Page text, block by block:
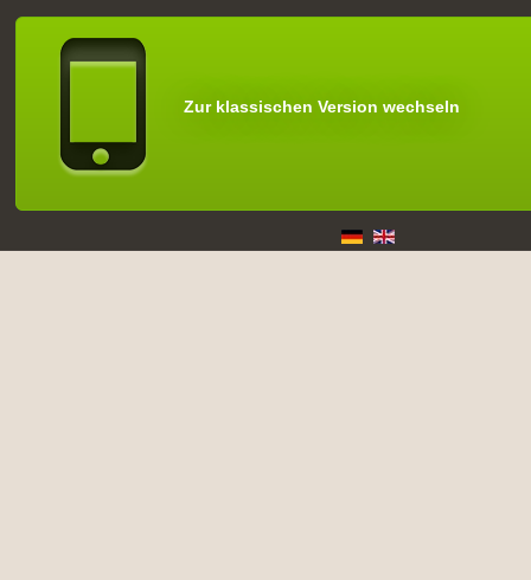
Zur klassischen Version wechseln